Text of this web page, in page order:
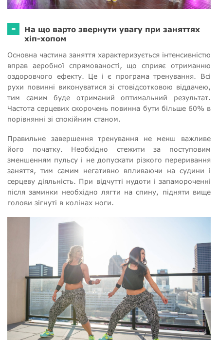
-
На що варто звернути увагу при заняттях
хіп-хопом
Основна частина заняття характеризується інтенсивністю
вправ аеробної спрямованості, що сприяє отриманню
оздоровчого ефекту. Це і є програма тренування. Всі
рухи повинні виконуватися зі стовідсотковою віддачею,
тим самим буде отриманий оптимальний результат.
Частота серцевих скорочень повинна бути більше 60% в
порівнянні зі спокійним станом.
Правильне завершення тренування не менш важливе
його початку. Необхідно стежити за поступовим
зменшенням пульсу і не допускати різкого переривання
заняття, тим самим негативно впливаючи на судини і
серцеву діяльність. При відчутті нудоти і запамороченні
після заминки необхідно лягти на спину, підняти вище
голови зігнуті в колінах ноги.